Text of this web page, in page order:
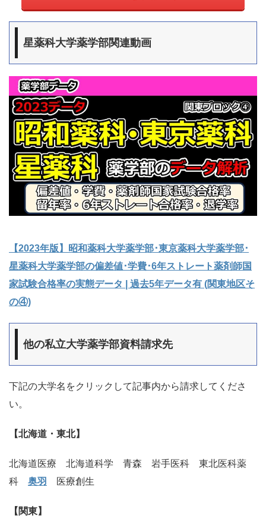
星薬科大学薬学部関連動画
【2023年版】昭和薬科大学薬学部･東京薬科大学薬学部･
星薬科大学薬学部の偏差値･学費･6年ストレート薬剤師国
家試験合格率の実態データ | 過去5年データ有 (関東地区そ
の④)
他の私立大学薬学部資料請求先
下記の大学名をクリックして記事内から請求してくださ
い。
【北海道・東北】
北海道医療 北海道科学 青森 岩手医科 東北医科薬
科 奥羽 医療創生
【関東】